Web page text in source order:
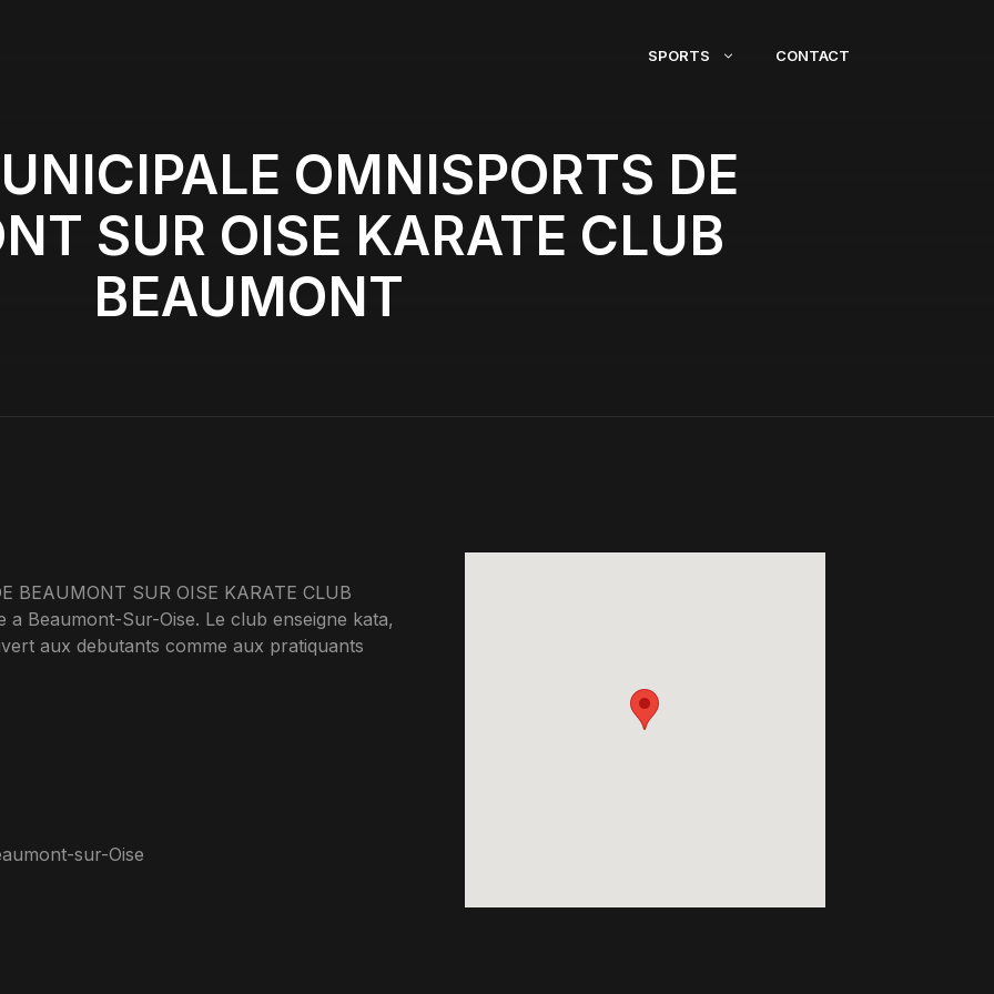
SPORTS CONTACT
OMNISPORTS DE
SUR OISE KARATE CLUB
BEAUMONT
BEAUMONT SUR OISE KARATE CLUB
Beaumont-Sur-Oise. Le club enseigne kata,
aux debutants comme aux pratiquants
sur-Oise